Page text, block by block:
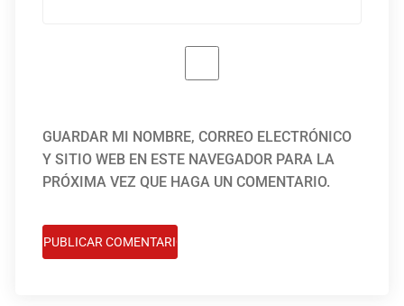
GUARDAR MI NOMBRE, CORREO ELECTRÓNICO
Y SITIO WEB EN ESTE NAVEGADOR PARA LA
PRÓXIMA VEZ QUE HAGA UN COMENTARIO.